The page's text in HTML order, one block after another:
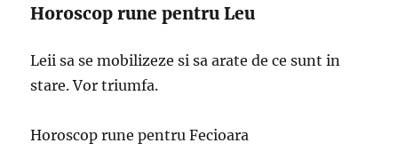
Horoscop rune pentru Leu
Leii sa se mobilizeze si sa arate de ce sunt in
stare. Vor triumfa.
Horoscop rune pentru Fecioara